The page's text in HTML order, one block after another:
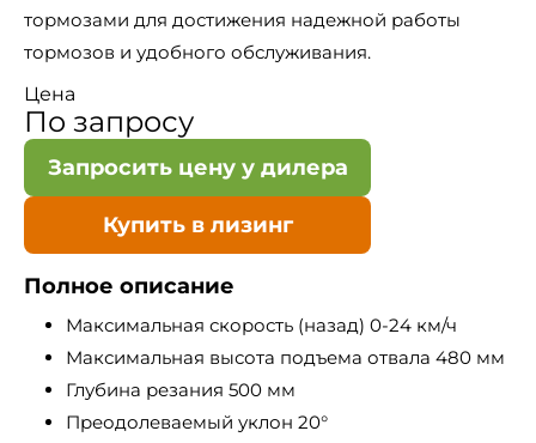
тормозами для достижения надежной работы
тормозов и удобного обслуживания.
Цена
По запросу
Запросить цену у дилера
Купить в лизинг
Полное описание
Максимальная скорость (назад) 0-24 км/ч
Максимальная высота подъема отвала 480 мм
Глубина резания 500 мм
Преодолеваемый уклон 20°